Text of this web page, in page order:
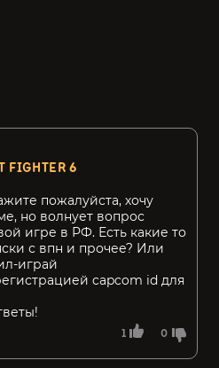
FIGHTER 6
1 0
пожалуйста, хочу
но волнует вопрос
игре в РФ. Есть какие то
с впн и прочее? Или
играй
capcom id для